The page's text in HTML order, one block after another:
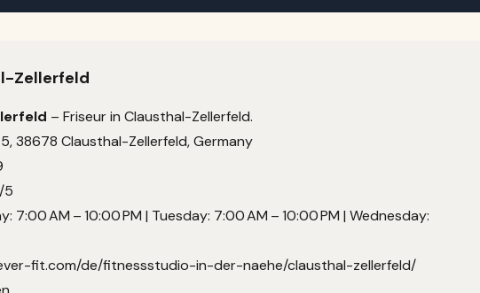
Zellerfeld
– Friseur in Clausthal-Zellerfeld.
38678 Clausthal-Zellerfeld, Germany
5
7:00 AM – 10:00 PM | Tuesday: 7:00 AM – 10:00 PM | Wednesday:
fit.com/de/fitnessstudio-in-der-naehe/clausthal-zellerfeld/